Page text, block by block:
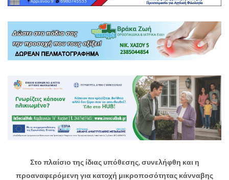
Στο πλαίσιο της ίδιας υπόθεσης, συνελήφθη και η
προαναφερόμενη για κατοχή μικροποσότητας κάνναβης